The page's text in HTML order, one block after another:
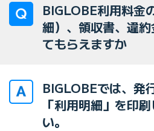
BIGLOBE利用料金
細）、領収書、違
てもらえますか
BIGLOBEでは、発
「利用明細」を印
い。